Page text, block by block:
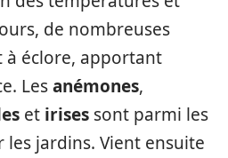
de nombreuses
à éclore, apportant
Lesanémones,
et irises sont parmi les
les jardins. Vient ensuite